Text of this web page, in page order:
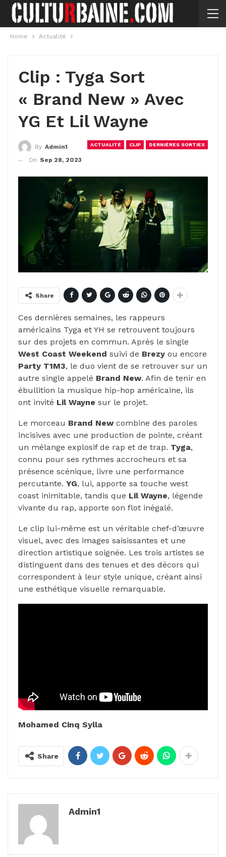
Home Actualité
Clip : Tyga Sort
« Brand New » Avec
YG Et Lil Wayne
ACTUALITÉ CLIP DERNIÈRES SORTIES
By Admin1
On Sep 28, 2023
Share
Ces dernières semaines, les rappeurs
américains Tyga et YH se retrouvent toujours
sur des projets en commun. Après le single
West Coast Weekend suivi de Brezy ou encore
Party T1M3, le duo vient de se retrouver sur un
autre single appelé Brand New. Afin de tenir en
ébullition la musique hip-hop américaine, ils
ont invité Lil Wayne sur le projet.
Le morceau Brand Newcombine des paroles
incisives avec une production de pointe, créant
un mélange explosif de rap et de trap. Tyga,
connu pour ses rythmes accrocheurs et sa
présence scénique, livre une performance
percutante. YG, lui, apporte sa touche west
coast inimitable, tandis que Lil Wayne, légende
vivante du rap, apporte son flot inégalé.
Le clip lui-même est un véritable chef-d’œuvre
visuel, avec des images saisissantes et une
direction artistique soignée. Les trois artistes se
distinguent dans des tenues et des décors qui
correspondent à leur style unique, créant ainsi
une esthétique visuelle remarquable.
Mohamed Cinq Sylla
Share
Admin1